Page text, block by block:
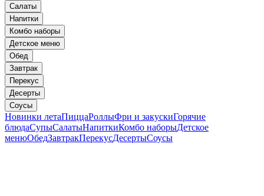
Салаты
Напитки
Комбо наборы
Детское меню
Обед
Завтрак
Перекус
Десерты
Соусы
Новинки летаПиццаРоллыФри и закускиГорячие
блюдаСупыСалатыНапиткиКомбо наборыДетское
менюОбедЗавтракПерекусДесертыСоусы